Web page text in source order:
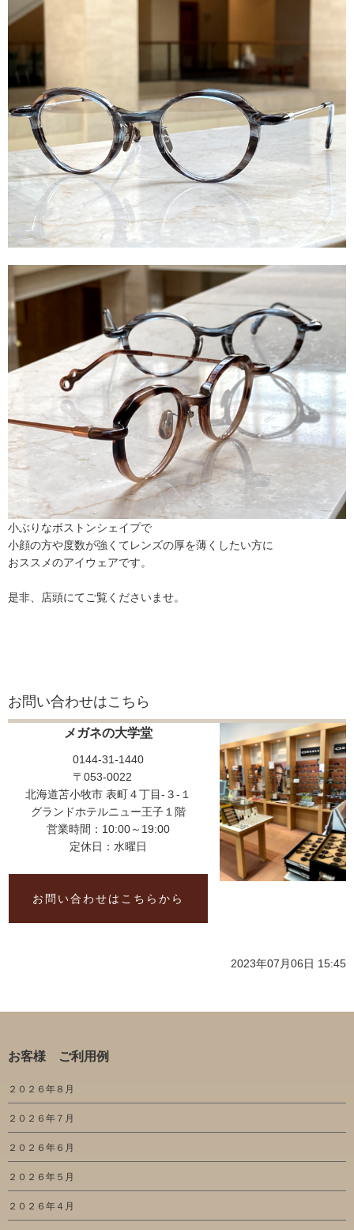
小ぶりなボストンシェイプで
小顔の方や度数が強くてレンズの厚を薄くしたい方に
おススメのアイウェアです。
是非、店頭にてご覧くださいませ。
お問い合わせはこちら
メガネの大学堂
0144-31-1440
〒053-0022
北海道苫小牧市 表町４丁目-３-１
グランドホテルニュー王子１階
営業時間：10:00～19:00
定休日：水曜日
お問い合わせはこちらから
2023年07月06日 15:45
お客様 ご利用例
２０２６年８月
２０２６年７月
２０２６年６月
２０２６年５月
２０２６年４月